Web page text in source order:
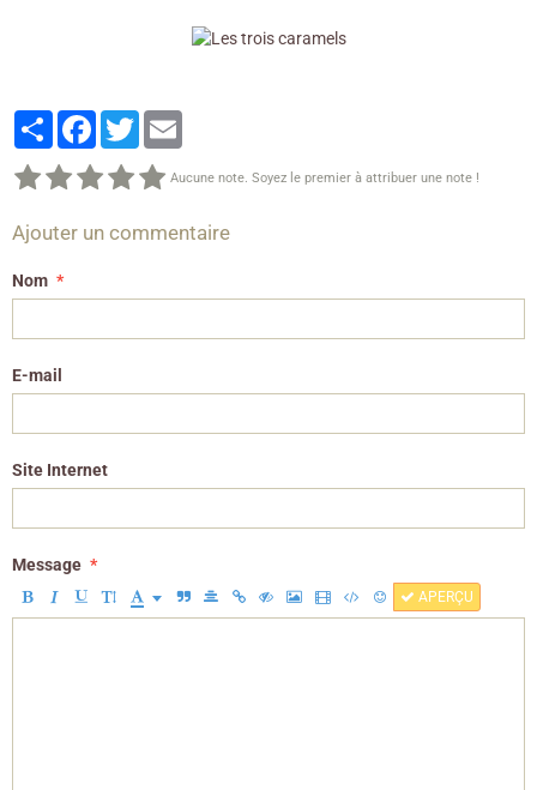
PartagerFacebook
Twitter
Aucune note. Soyez le premier à attribuer une note !
Ajouter un commentaire
Nom
E-mail
Site Internet
Message
APERÇU